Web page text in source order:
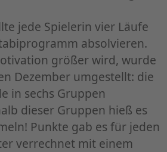
jede Spielerin vier Läufe
absolvieren.
größer wird, wurde
Dezember umgestellt: die
in sechs Gruppen
dieser Gruppen hieß es
Punkte gab es für jeden
verrechnet mit einem